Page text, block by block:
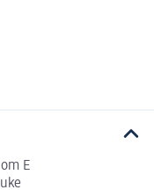
E